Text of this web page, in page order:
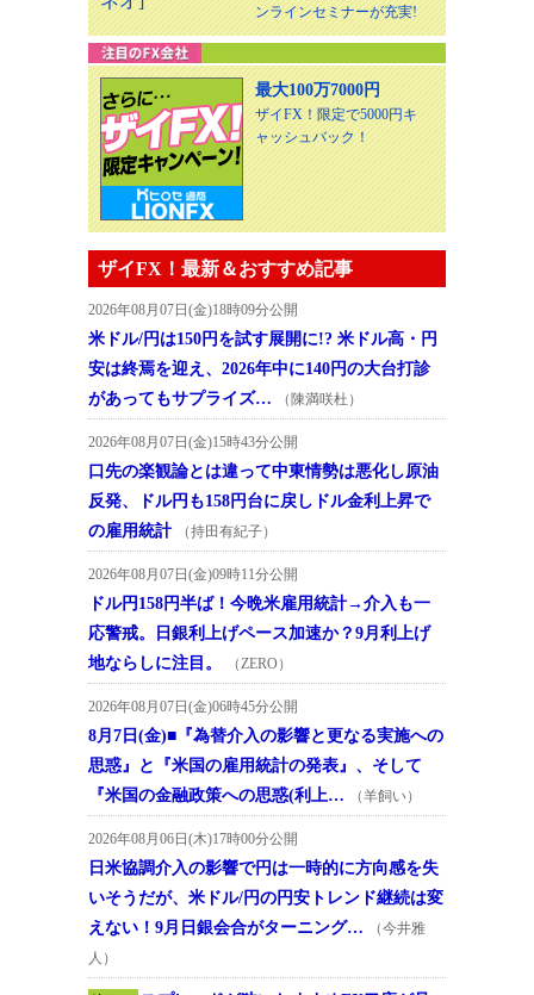
ンラインセミナーが充実!
最大100万7000円
ザイFX！限定で5000円キ
ャッシュバック！
ザイFX！最新＆おすすめ記事
2026年08月07日(金)18時09分公開
米ドル/円は150円を試す展開に!? 米ドル高・円
安は終焉を迎え、2026年中に140円の大台打診
があってもサプライズ…
（陳満咲杜）
2026年08月07日(金)15時43分公開
口先の楽観論とは違って中東情勢は悪化し原油
反発、ドル円も158円台に戻しドル金利上昇で
の雇用統計
（持田有紀子）
2026年08月07日(金)09時11分公開
ドル円158円半ば！今晩米雇用統計→介入も一
応警戒。日銀利上げペース加速か？9月利上げ
地ならしに注目。
（ZERO）
2026年08月07日(金)06時45分公開
8月7日(金)■『為替介入の影響と更なる実施への
思惑』と『米国の雇用統計の発表』、そして
『米国の金融政策への思惑(利上…
（羊飼い）
2026年08月06日(木)17時00分公開
日米協調介入の影響で円は一時的に方向感を失
いそうだが、米ドル/円の円安トレンド継続は変
えない！9月日銀会合がターニング…
（今井雅
人）